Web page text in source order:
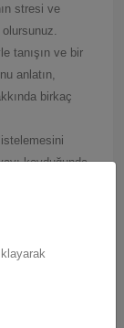
stresi ve
tanışın ve bir
anlatın,
birkaç
koyduğunda